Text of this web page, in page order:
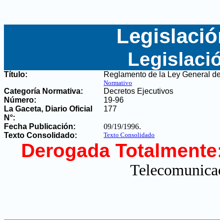
Título: Reglamento de la Ley General
Normativo
Categoría Normativa:
Decretos Ejecutivos
Número:
19-96
La Gaceta, Diario Oficial
N°:
177
Fecha Publicación: 09/19/1996.
Texto Consolidado:
Texto Consolidado
Derogada